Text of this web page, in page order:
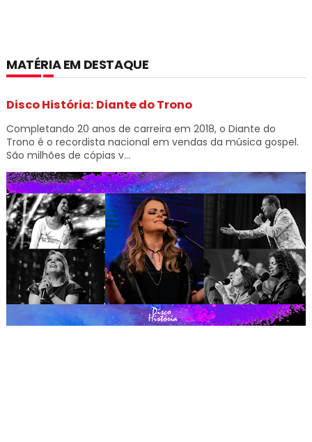
MATÉRIA EM DESTAQUE
Disco História: Diante do Trono
Completando 20 anos de carreira em 2018, o Diante do
Trono é o recordista nacional em vendas da música gospel.
São milhões de cópias v...